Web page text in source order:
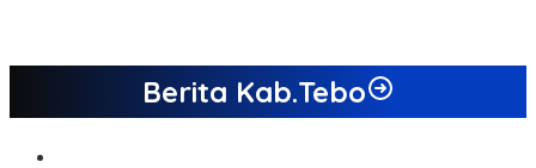
Berita Kab.Tebo